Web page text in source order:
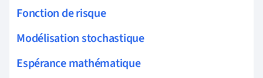
Fonction de risque
Modélisation stochastique
Espérance mathématique